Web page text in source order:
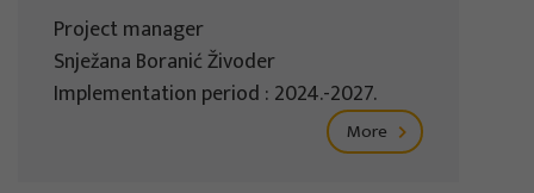
Project manager
Snježana Boranić Živoder
Implementation period : 2024.-2027.
More